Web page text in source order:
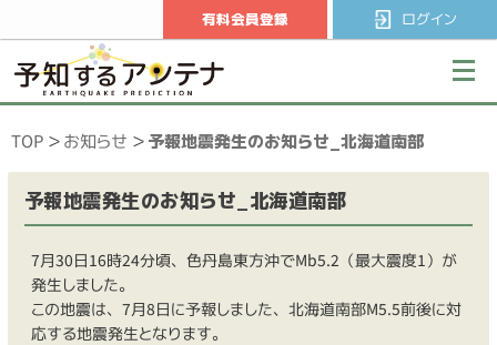
有料会員登録 ログイン
TOP お知らせ 予報地震発生のお知らせ_北海道南部
予報地震発生のお知らせ_北海道南部
7月30日16時24分頃、色丹島東方沖でMb5.2（最大震度1）が
発生しました。
この地震は、7月8日に予報しました、北海道南部M5.5前後に対
応する地震発生となります。